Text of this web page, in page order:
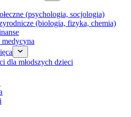
(psychologia, socjologia)
(biologia, fizyka, chemia)
dla młodszych dzieci